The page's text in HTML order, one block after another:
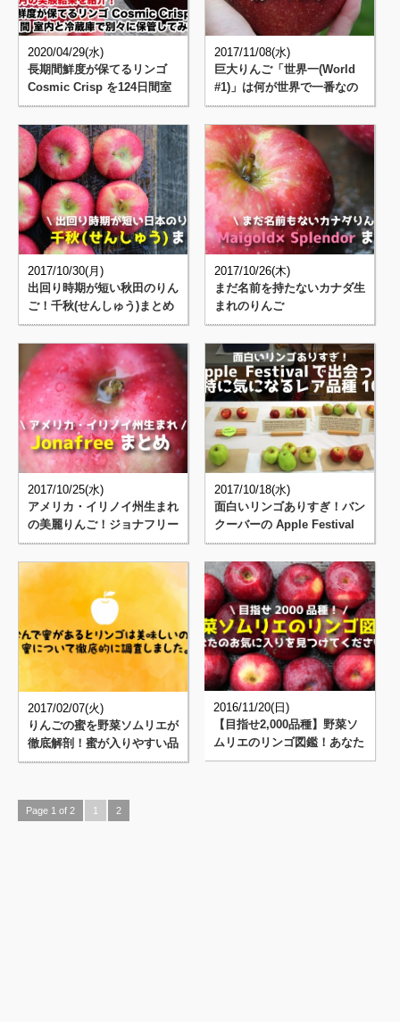
2020/04/29(水)
長期間鮮度が保てるリンゴ
Cosmic Crisp を124日間室
内と冷蔵庫で別･･･
2017/11/08(水)
巨大りんご「世界一(World
#1)」は何が世界で一番なの
か調べてみた
2017/10/30(月)
出回り時期が短い秋田のりん
ご！千秋(せんしゅう)まとめ
2017/10/26(木)
まだ名前を持たないカナダ生
まれのりんご
(Maigold×Splendor)まとめ
2017/10/25(水)
アメリカ・イリノイ州生まれ
の美麗りんご！ジョナフリー
(Jonafree)まとめ
2017/10/18(水)
面白いリンゴありすぎ！バン
クーバーの Apple Festival
で出会った特･･･
2017/02/07(火)
りんごの蜜を野菜ソムリエが
徹底解剖！蜜が入りやすい品
種は？選び方は？保存方法
2016/11/20(日)
【目指せ2,000品種】野菜ソ
ムリエのリンゴ図鑑！あなた
のお気に入りが見つかる！
Page 1 of 2 1 2